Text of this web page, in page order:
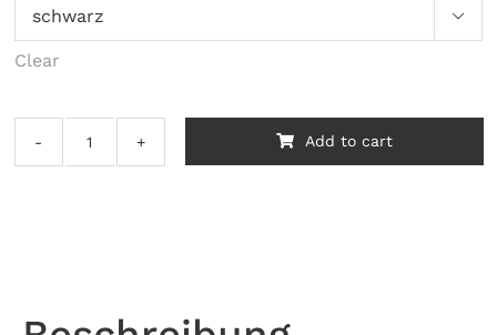

Clear
Markal
Add to cart